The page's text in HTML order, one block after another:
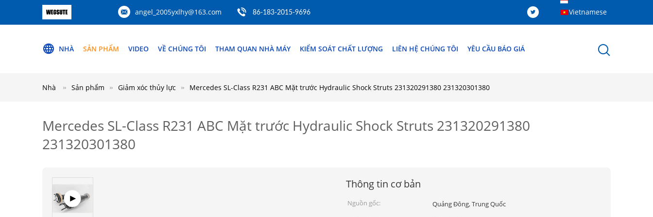
angel_2005yxlhy@163.com 86-183-2015-9696 Vietnamese
NHÀ SẢN PHẨM VIDEO VỀ CHÚNG TÔI THAM QUAN NHÀ MÁY KIỂM SOÁT CHẤT LƯỢNG LIÊN HỆ CHÚNG TÔI YÊU CẦU BÁO GIÁ
Nhà Sản phẩm Giảm xóc thủy lực Mercedes SL-Class R231 ABC Mặt trước Hydraulic Shock Struts 231320291380 231320301380
Mercedes SL-Class R231 ABC Mặt trước Hydraulic Shock Struts 231320291380
231320301380
Thông tin cơ bản
Nguồn gốc:
Quảng Đông, Trung Quốc